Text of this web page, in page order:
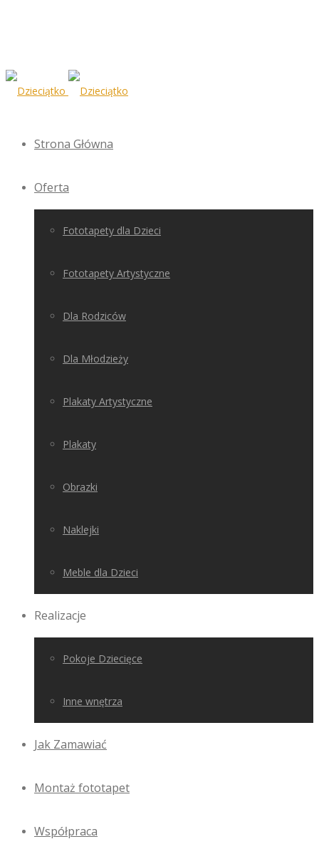
Strona Główna
Oferta
Fototapety dla Dzieci
Fototapety Artystyczne
Dla Rodziców
Dla Młodzieży
Plakaty Artystyczne
Plakaty
Obrazki
Naklejki
Meble dla Dzieci
Realizacje
Pokoje Dziecięce
Inne wnętrza
Jak Zamawiać
Montaż fototapet
Współpraca